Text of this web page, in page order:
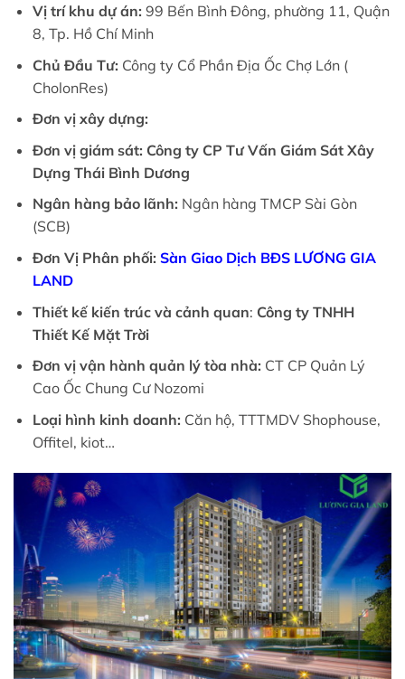
Vị trí khu dự án: 99 Bến Bình Đông, phường 11, Quận
8, Tp. Hồ Chí Minh
Chủ Đầu Tư: Công ty Cổ Phần Địa Ốc Chợ Lớn (
CholonRes)
Đơn vị xây dựng:
Đơn vị giám sát: Công ty CP Tư Vấn Giám Sát Xây
Dựng Thái Bình Dương
Ngân hàng bảo lãnh: Ngân hàng TMCP Sài Gòn
(SCB)
Đơn Vị Phân phối: Sàn Giao Dịch BĐS LƯƠNG GIA
LAND
Thiết kế kiến trúc và cảnh quan: Công ty TNHH
Thiết Kế Mặt Trời
Đơn vị vận hành quản lý tòa nhà: CT CP Quản Lý
Cao Ốc Chung Cư Nozomi
Loại hình kinh doanh: Căn hộ, TTTMDV Shophouse,
Offitel, kiot…